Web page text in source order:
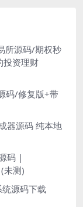
所源码/期权秒
投资理财
码/修复版+带
器源码 纯本地
码 |
未测)
源码下载